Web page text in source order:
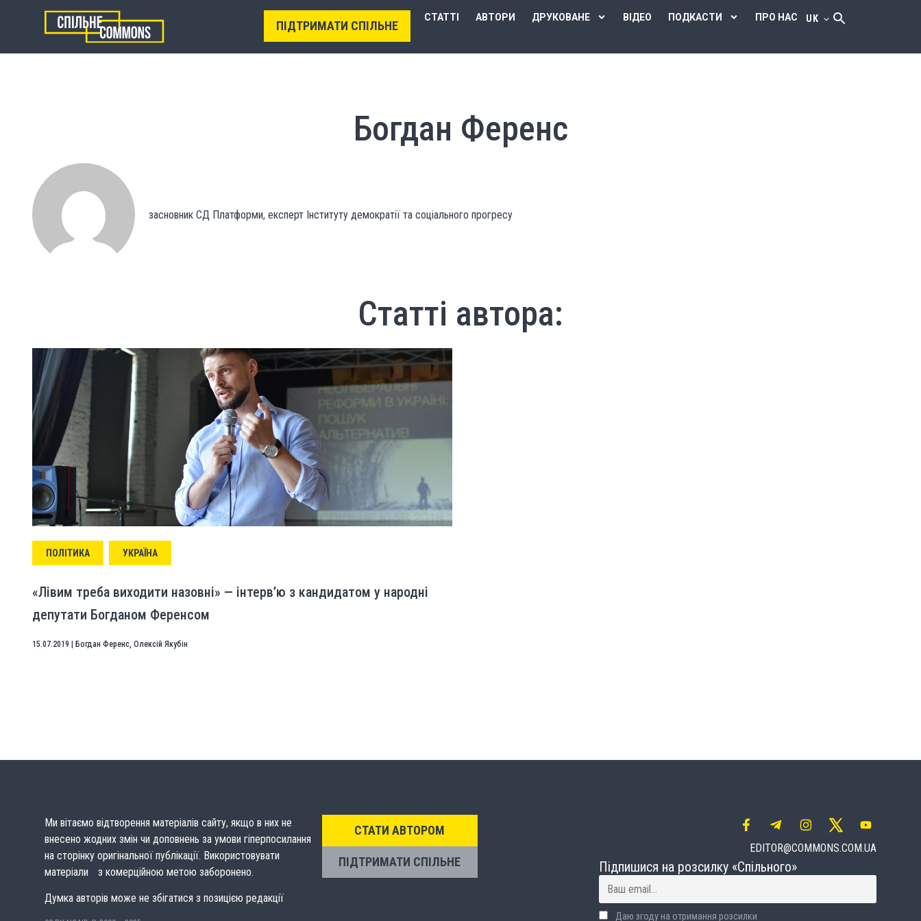
ПІДТРИМАТИ СПІЛЬНЕ
СТАТТІ АВТОРИ ДРУКОВАНЕ ВІДЕО ПОДКАСТИ ПРО НАС UK
Богдан Ференс
засновник СД Платформи, експерт Інституту демократії та соціального прогресу
Статті автора:
ПОЛІТИКА УКРАЇНА
«Лівим треба виходити назовні» — інтерв’ю з кандидатом у народні
депутати Богданом Ференсом
15.07.2019 Богдан Ференс, Олексій Якубін
Ми вітаємо відтворення матеріалів сайту, якщо в них не
внесено жодних змін чи доповнень за умови гіперпосилання
на сторінку оригінальної публікації. Використовувати
матеріали з комерційною метою заборонено.
Думка авторів може не збігатися з позицією редакції
СТАТИ АВТОРОМ
ПІДТРИМАТИ СПІЛЬНЕ
EDITOR@COMMONS.COM.UA
Підпишися на розсилку «Спільного»
Даю згоду на отримання розсилки